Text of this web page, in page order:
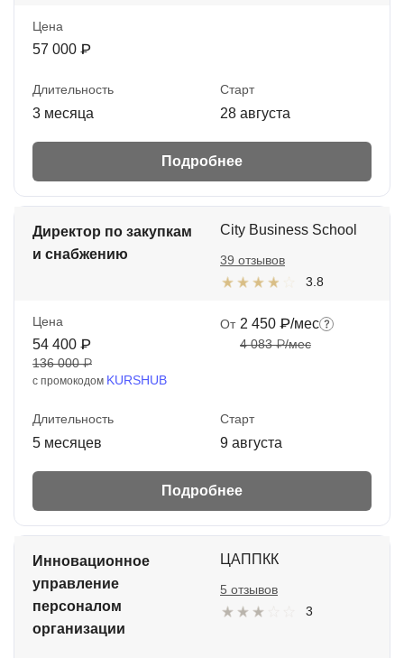
Цена
57 000 ₽
Длительность
3 месяца
Старт
28 августа
Подробнее
Директор по закупкам
и снабжению
City Business School
3.8
39 отзывов
Цена
54 400 ₽
136 000 ₽
с промокодом KURSHUB
От 2 450 ₽/мес
4 083 ₽/мес
Длительность
5 месяцев
Старт
9 августа
Подробнее
Инновационное
управление
персоналом
организации
ЦАППКК
3
5 отзывов